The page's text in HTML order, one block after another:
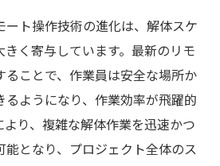
ート操作技術の進化は、解体スケ
きく寄与しています。最新のリモ
ることで、作業員は安全な場所か
るようになり、作業効率が飛躍的
より、複雑な解体作業を迅速かつ
能となり、プロジェクト全体のス